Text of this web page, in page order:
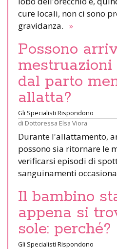
cure locali, non ci sono
gravidanza. »
Possono
dal parto
allatta?
Gli Specialisti Rispondono
di Dottoressa Elsa Viora
Durante l'allattamento,
possono sia ritornare le
verificarsi episodi di
sanguinamenti
Il bambino
appena si
sole: perché?
Gli Specialisti Rispondono